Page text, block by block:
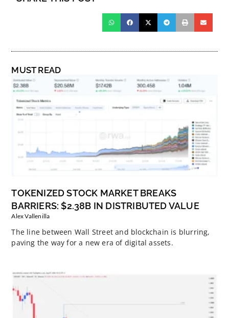
MUST READ
TOKENIZED STOCK MARKET BREAKS
BARRIERS: $2.38B IN DISTRIBUTED VALUE
Alex Vallenilla
The line between Wall Street and blockchain is blurring,
paving the way for a new era of digital assets.